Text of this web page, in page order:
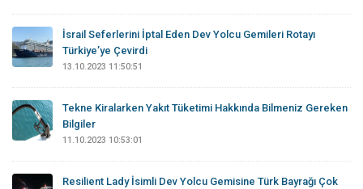
İsrail Seferlerini İptal Eden Dev Yolcu Gemileri Rotayı
Türkiye’ye Çevirdi
13.10.2023 11:50:51
Tekne Kiralarken Yakıt Tüketimi Hakkında Bilmeniz Gereken
Bilgiler
11.10.2023 10:53:01
Resilient Lady İsimli Dev Yolcu Gemisine Türk Bayrağı Çok